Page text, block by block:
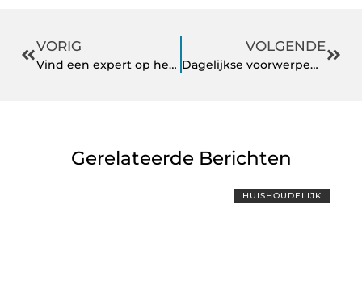
VORIG
Vind een expert op het gebied van tuinaanleg in Breda
VOLGENDE
Dagelijkse voorwerpen uitgelegd: de bokaal
Gerelateerde Berichten
HUISHOUDELIJK